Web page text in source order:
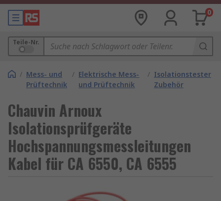
0
Teile-Nr.
/ Mess- und
Prüftechnik
/ Elektrische Mess-
und Prüftechnik
/ Isolationstester
Zubehör
Chauvin Arnoux
Isolationsprüfgeräte
Hochspannungsmessleitungen
Kabel für CA 6550, CA 6555